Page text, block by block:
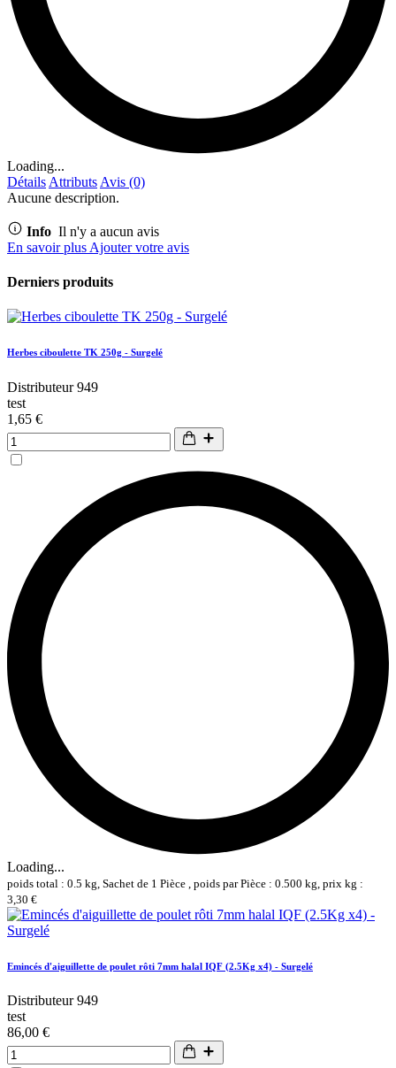
Loading...
Détails Attributs Avis (0)
Aucune description.
Info Il n'y a aucun avis
En savoir plus Ajouter votre avis
Derniers produits
Herbes ciboulette TK 250g - Surgelé
Distributeur 949
test
1,65 €
Loading...
poids total : 0.5 kg, Sachet de 1 Pièce , poids par Pièce : 0.500 kg, prix kg :
3,30 €
Emincés d'aiguillette de poulet rôti 7mm halal IQF (2.5Kg x4) - Surgelé
Distributeur 949
test
86,00 €